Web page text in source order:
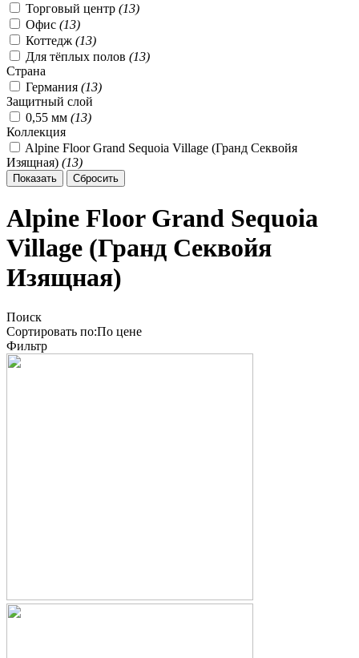
Торговый центр (13)
Офис (13)
Коттедж (13)
Для тёплых полов (13)
Страна
Германия (13)
Защитный слой
0,55 мм (13)
Коллекция
Alpine Floor Grand Sequoia Village (Гранд Секвойя
Изящная) (13)
Alpine Floor Grand Sequoia
Village (Гранд Секвойя
Изящная)
Поиск
Сортировать по:По цене
Фильтр